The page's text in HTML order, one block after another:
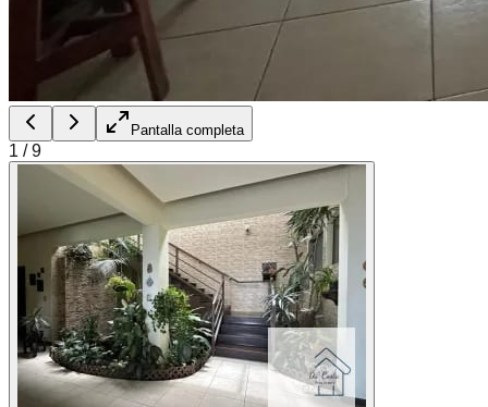
Pantalla completa
1 /9